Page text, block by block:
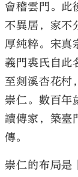
會稽雲門。此
不異居，家不
厚純粹。宋真
義門裘氏自此
至剡溪杏花村
崇仁。數百年
讀傳家，築臺
傳。
崇仁的布局是